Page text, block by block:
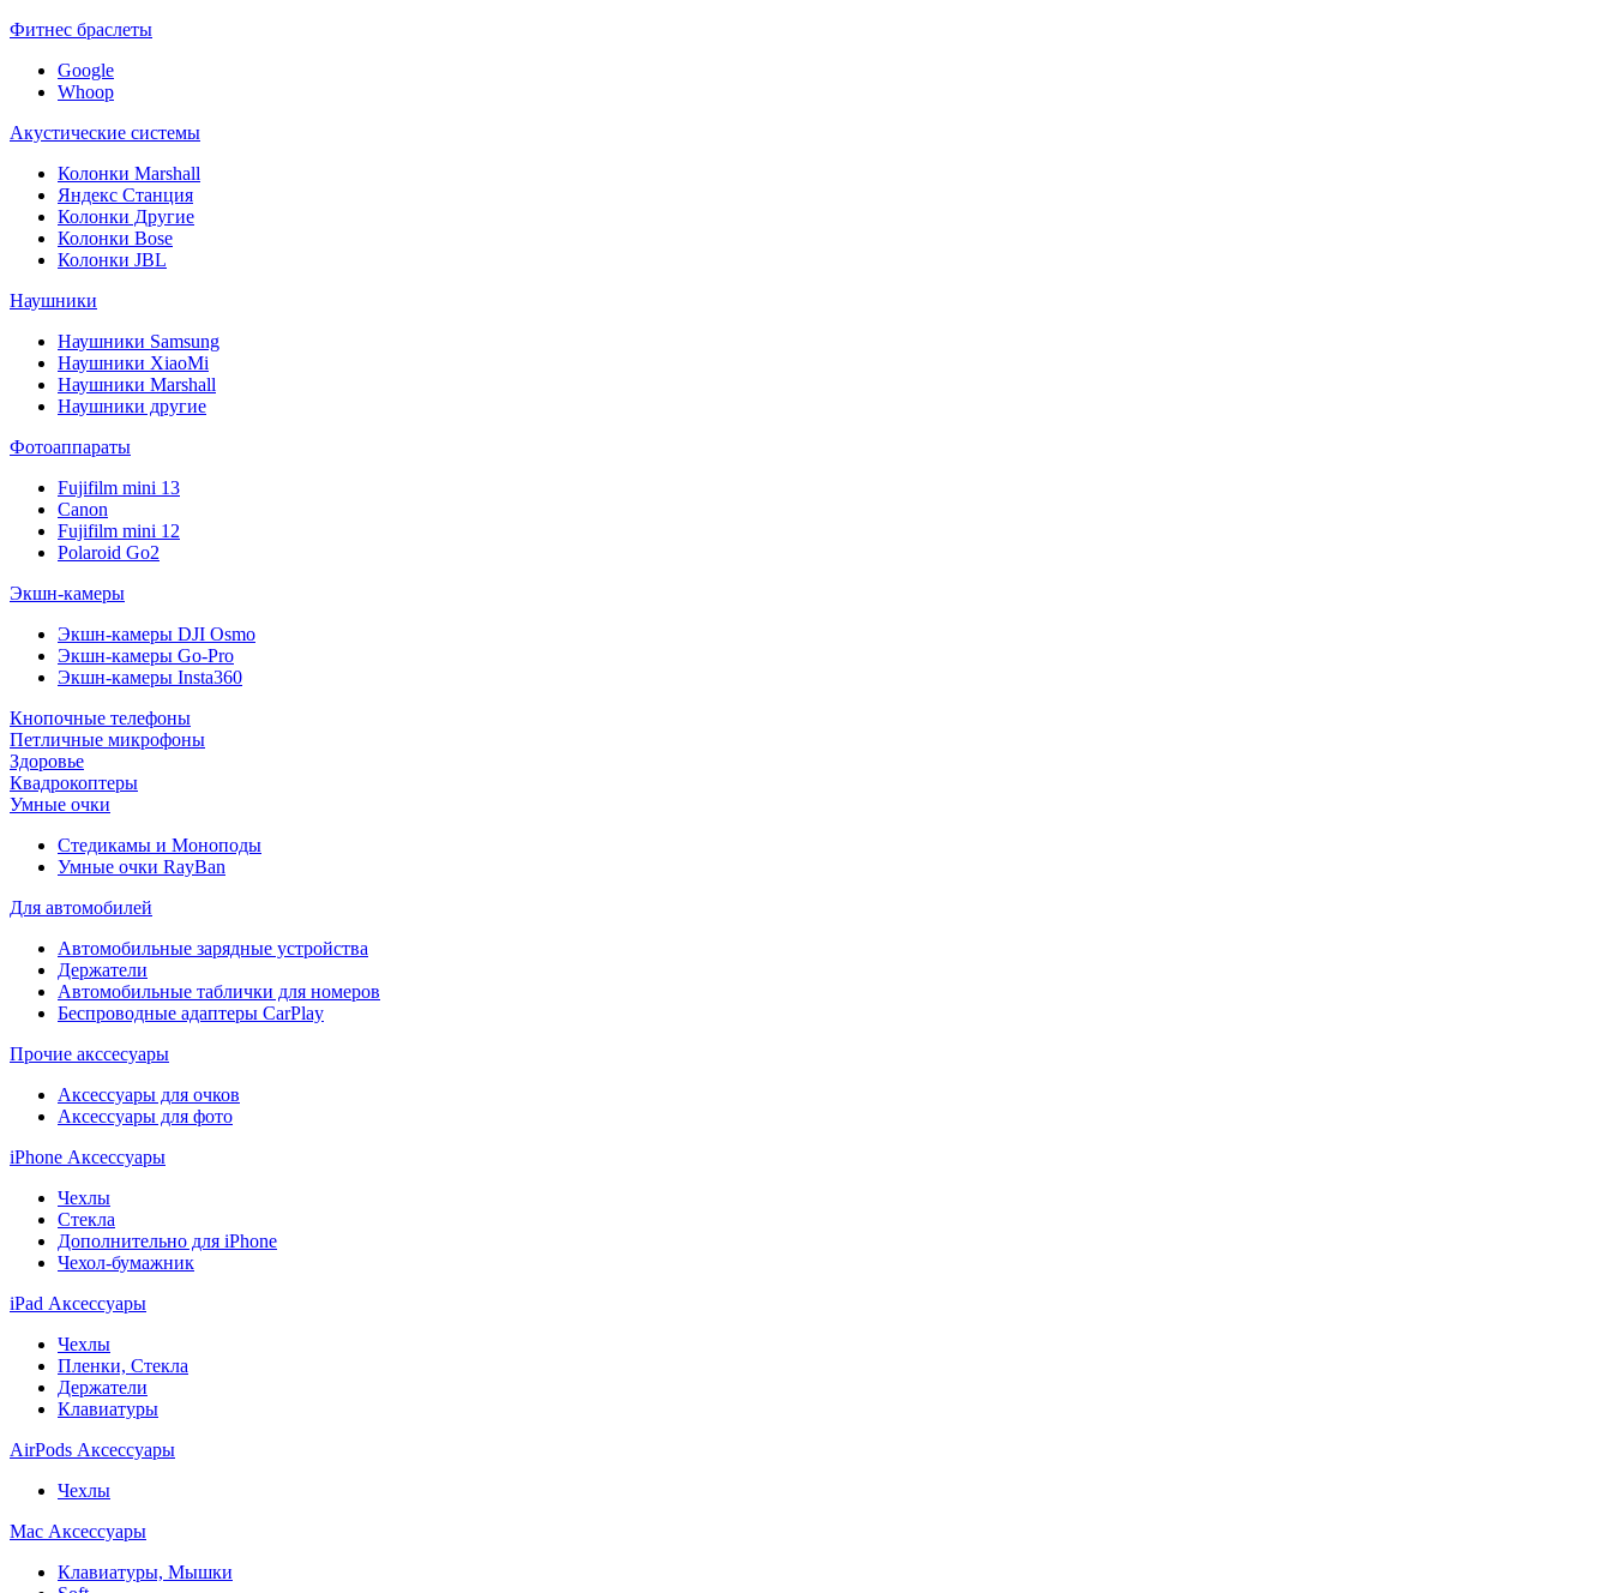
Фитнес браслеты
Google
Whoop
Акустические системы
Колонки Marshall
Яндекс Станция
Колонки Другие
Колонки Bose
Колонки JBL
Наушники
Наушники Samsung
Наушники XiaoMi
Наушники Marshall
Наушники другие
Фотоаппараты
Fujifilm mini 13
Canon
Fujifilm mini 12
Polaroid Go2
Экшн-камеры
Экшн-камеры DJI Osmo
Экшн-камеры Go-Pro
Экшн-камеры Insta360
Кнопочные телефоны
Петличные микрофоны
Здоровье
Квадрокоптеры
Умные очки
Стедикамы и Моноподы
Умные очки RayBan
Для автомобилей
Автомобильные зарядные устройства
Держатели
Автомобильные таблички для номеров
Беспроводные адаптеры CarPlay
Прочие акссесуары
Аксессуары для очков
Аксессуары для фото
iPhone Аксессуары
Чехлы
Стекла
Дополнительно для iPhone
Чехол-бумажник
iPad Аксессуары
Чехлы
Пленки, Стекла
Держатели
Клавиатуры
AirPods Аксессуары
Чехлы
Mac Аксессуары
Клавиатуры, Мышки